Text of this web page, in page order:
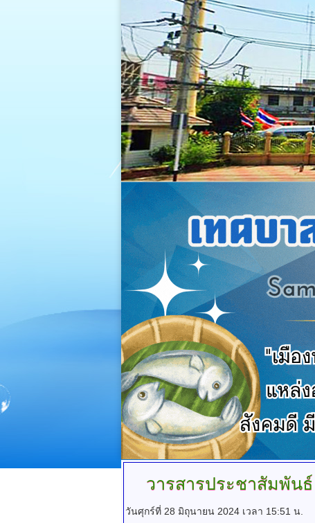
วารสารประชาสัมพันธ์
วันศุกร์ที่ 28 มิถุนายน 2024 เวลา 15:51 น.